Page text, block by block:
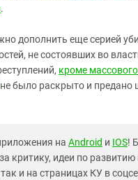
.
дополнить еще серией
не состоявших во
кроме
не было раскрыто и предано
на Android и IOS!
критику, идеи по развитию
и на страницах КУ в